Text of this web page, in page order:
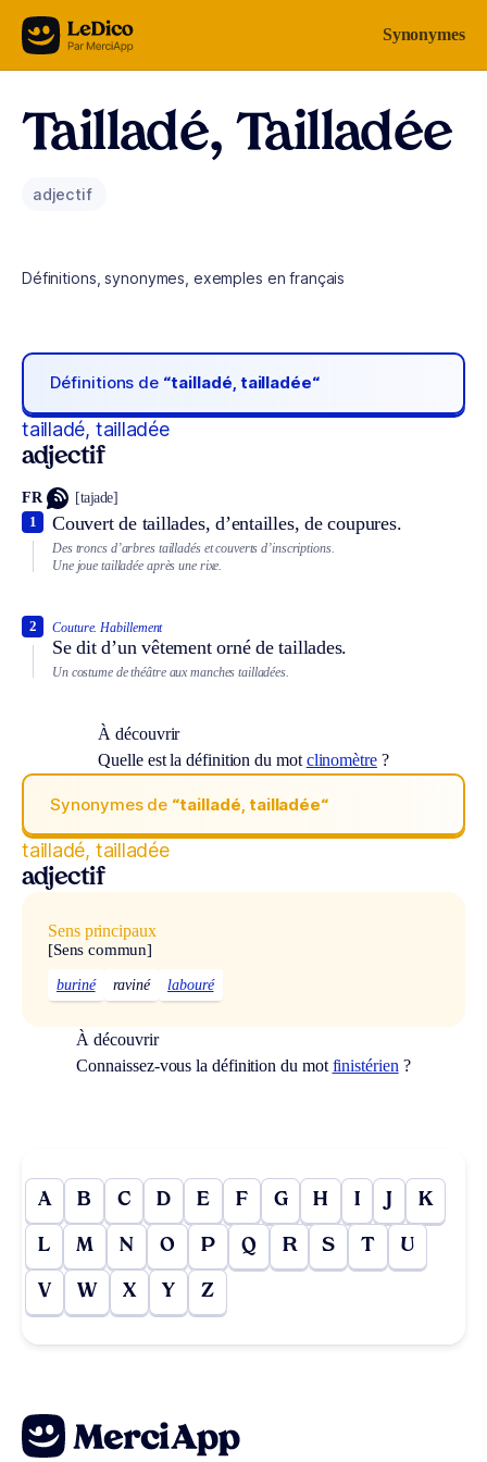
Aller au contenu Synonymes
Tailladé, Tailladée
adjectif
Définitions, synonymes, exemples en français
Définitions de “tailladé, tailladée“
tailladé, tailladée
adjectif
FR [tajade]
Couvert de taillades, d’entailles, de coupures.
1
Des troncs d’arbres tailladés et couverts d’inscriptions.
Une joue tailladée après une rixe.
Couture. Habillement
Se dit d’un vêtement orné de taillades.
2
Un costume de théâtre aux manches tailladées.
À découvrir
Quelle est la définition du mot clinomètre?
Synonymes de “tailladé, tailladée“
tailladé, tailladée
adjectif
Sens principaux
[Sens commun]
buriné raviné labouré
À découvrir
Connaissez-vous la définition du mot finistérien ?
A B C D E F G H I J K
L M N O P Q R S T U
V W X Y Z